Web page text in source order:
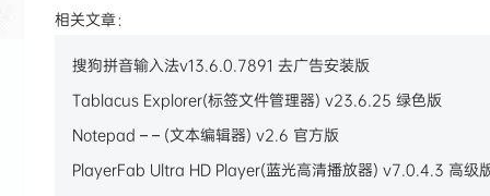
相关文章：
搜狗拼音输入法v13.6.0.7891 去广告安装版
Tablacus Explorer(标签文件管理器) v23.6.25 绿色版
Notepad – – (文本编辑器) v2.6 官方版
PlayerFab Ultra HD Player(蓝光高清播放器) v7.0.4.3 高级